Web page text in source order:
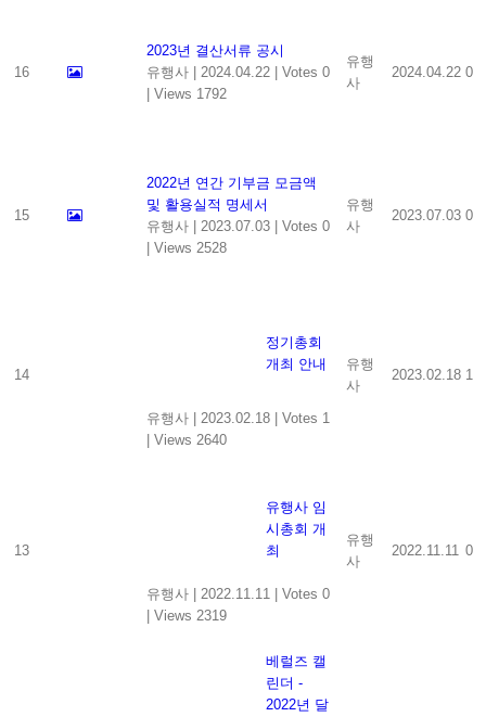
16
2023년 결산서류 공시
유행사
2024.04.22
Votes 0
Views 1792
유행
사
2024.04.22 0
15
2022년 연간 기부금 모금액
및 활용실적 명세서
유행사
2023.07.03
Votes 0
Views 2528
유행
사
2023.07.03 0
14
정기총회
개최 안내
유행사 2023.02.18
Votes 1
Views 2640
유행
사
2023.02.18 1
13
유행사 임
시총회 개
최
유행사 2022.11.11
Votes 0
Views 2319
유행
사
2022.11.11 0
베럴즈 캘
린더 -
2022년 달